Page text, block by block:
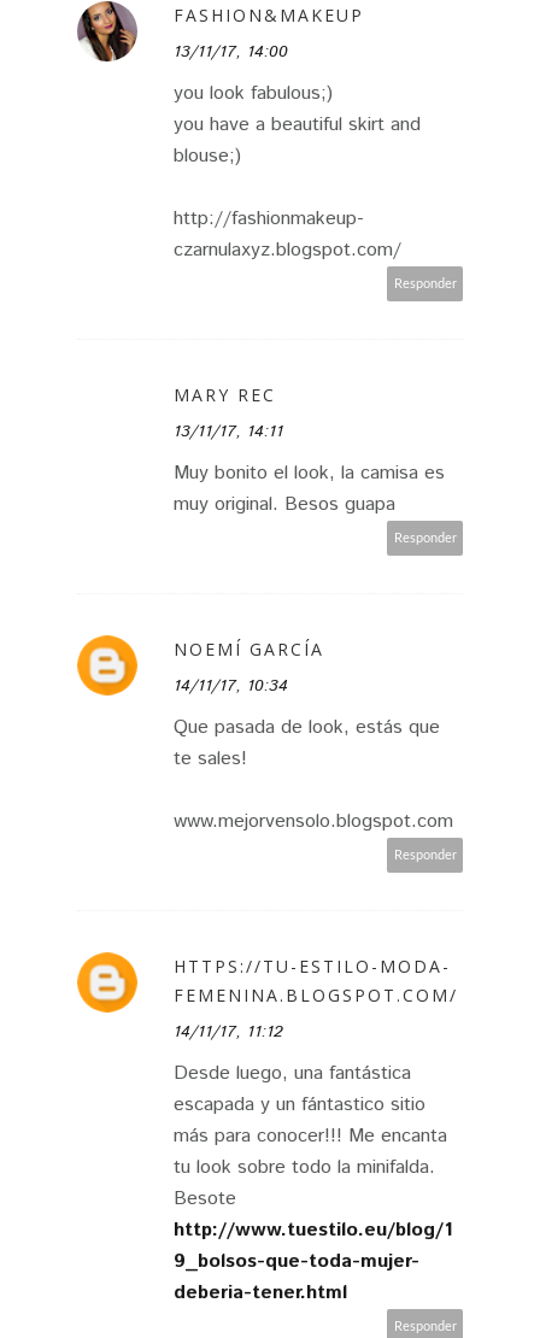
FASHION&MAKEUP
13/11/17, 14:00
you look fabulous;)
you have a beautiful skirt and
blouse;)
http://fashionmakeup-
czarnulaxyz.blogspot.com/
Responder
MARY REC
13/11/17, 14:11
Muy bonito el look, la camisa es
muy original. Besos guapa
Responder
NOEMÍ GARCÍA
14/11/17, 10:34
Que pasada de look, estás que
te sales!
www.mejorvensolo.blogspot.com
Responder
HTTPS://TU-ESTILO-MODA-
FEMENINA.BLOGSPOT.COM/
14/11/17, 11:12
Desde luego, una fantástica
escapada y un fántastico sitio
más para conocer!!! Me encanta
tu look sobre todo la minifalda.
Besote
http://www.tuestilo.eu/blog/1
9_bolsos-que-toda-mujer-
deberia-tener.html
Responder